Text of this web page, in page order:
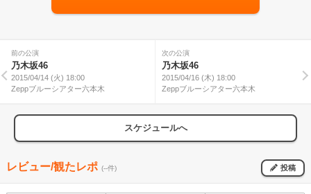
前の公演
乃木坂46
2015/04/14 (火) 18:00
Zeppブルーシアター六本木
次の公演
乃木坂46
2015/04/16 (木) 18:00
Zeppブルーシアター六本木
スケジュールへ
レビュー/観たレポ (--件) 投稿